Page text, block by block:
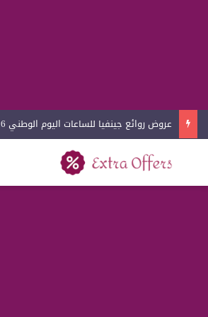
عروض روائع جينفيا للساعات اليوم الوطني 2026
بحث عن